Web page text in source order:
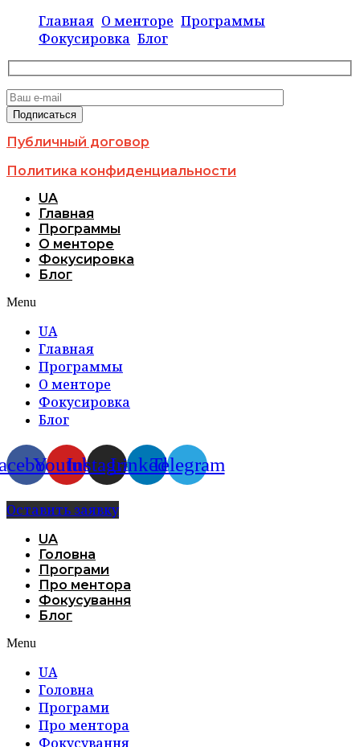
Главная О менторе Программы
Фокусировка Блог
Публичный договор
Политика конфиденциальности
UA
Главная
Программы
О менторе
Фокусировка
Блог
Menu
UA
Главная
Программы
О менторе
Фокусировка
Блог
YoutubeInstagramLinkedinTelegram
Оставить заявку
UA
Головна
Програми
Про ментора
Фокусування
Блог
Menu
UA
Головна
Програми
Про ментора
Фокусування